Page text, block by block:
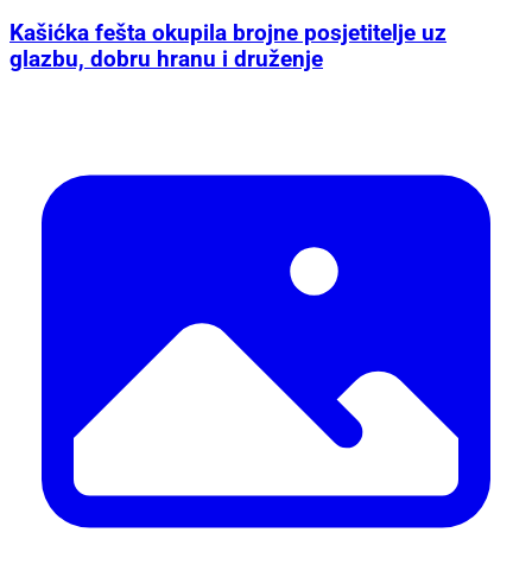
Kašićka fešta okupila brojne posjetitelje uz
glazbu, dobru hranu i druženje